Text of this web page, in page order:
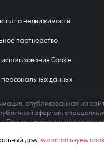
по недвижимости
партнерство
использования Cookie
персональных данных
опубликованная на
офертой,
При копировании
дом, мы используем